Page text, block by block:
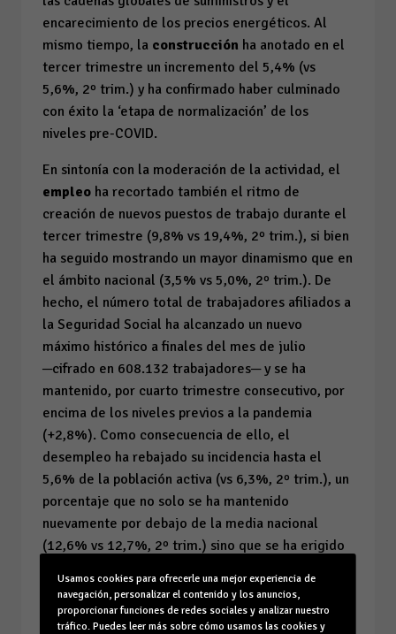
encarecimiento de los precios energéticos. Al
mismo tiempo, la construcción ha anotado en el
tercer trimestre un incremento del 5,4% (vs
5,6%, 2º trim.) y ha confirmado haber culminado
con éxito la ‘etapa de normalización’ de los
niveles pre-COVID.
En sintonía con la moderación de la actividad, el
empleo ha recortado también el ritmo de
creación de nuevos puestos de trabajo durante el
tercer trimestre (9,8% vs 19,4%, 2º trim.), si bien
ha seguido mostrando un mayor dinamismo que en
el ámbito nacional (3,5% vs 5,0%, 2º trim.). De
hecho, el número total de trabajadores afiliados a
la Seguridad Social ha alcanzado un nuevo
máximo histórico a finales del mes de julio
─cifrado en 608.132 trabajadores─ y se ha
mantenido, por cuarto trimestre consecutivo, por
encima de los niveles previos a la pandemia
(+2,8%). Como consecuencia de ello, el
desempleo ha rebajado su incidencia hasta el
5,6% de la población activa (vs 6,3%, 2º trim.), un
porcentaje que no solo se ha mantenido
nuevamente por debajo de la media nacional
(12,6% vs 12,7%, 2º trim.) sino que se ha erigido
años.
El favorable balance laboral no ha sido suficiente
Usamos cookies para ofrecerle una mejor experiencia de
navegación, personalizar el contenido y los anuncios,
proporcionar funciones de redes sociales y analizar nuestro
tráfico. Puedes leer más sobre cómo usamos las cookies y